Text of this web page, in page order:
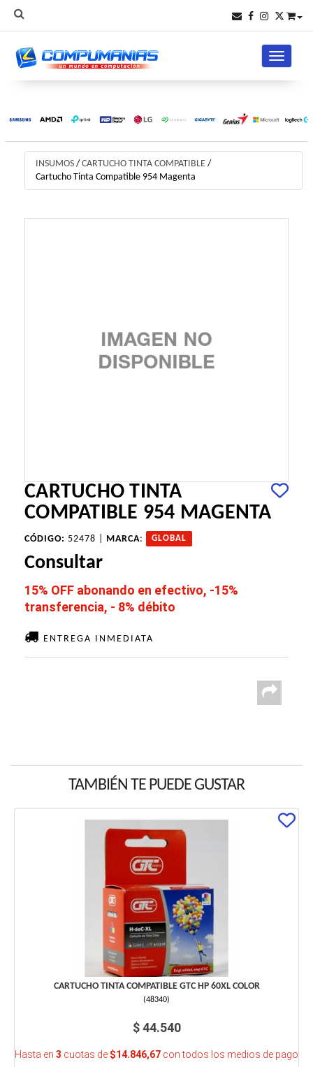
Toggle
INSUMOS / CARTUCHO TINTA COMPATIBLE /
Cartucho Tinta Compatible 954 Magenta
CARTUCHO TINTA
COMPATIBLE 954 MAGENTA
CÓDIGO: 52478 | MARCA: GLOBAL
Consultar
15% OFF abonando en efectivo, -15%
transferencia, - 8% débito
ENTREGA INMEDIATA
TAMBIÉN TE PUEDE GUSTAR
CARTUCHO TINTA COMPATIBLE GTC HP 60XL COLOR
(48340)
$ 44.540
Hasta en 3 cuotas de $14.846,67 con todos los medios de pago